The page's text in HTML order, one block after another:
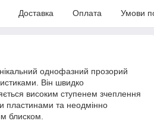
Доставка Оплата Умови
однофазний прозорий
Він швидко
високим ступенем зчеплення
пластинами та неодмінно
блиском.